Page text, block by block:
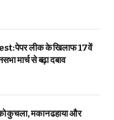
पेपर लीक के खिलाफ 17वें
मार्च से बढ़ा दबाव
को कुचला, मकान ढहाया और